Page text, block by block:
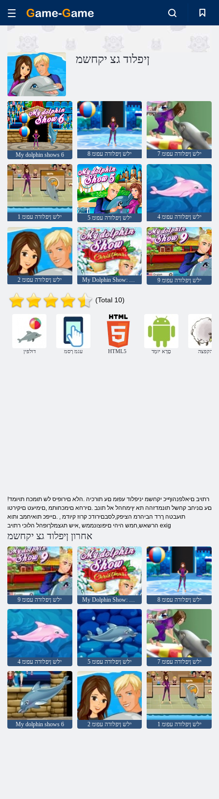
ןיפלוד גצ יקחשמ
My dolphin shows 6 8 ילש ןיפלודה עפומ 7 ילש ןיפלודה עפומ
1 ילש ןיפלודה עפומ 5 ילש ןיפלודה עפומ 4 ילש ןיפלודה עפומ
2 ילש ןיפלודה עפומ My Dolphin Show: Christmas 9 ילש ןיפלודה עפומ
(Total 10)
דולפין עגמ ךסמ HTML5 םָדָא יּומְד הקפצה
!רתויב םיאלפנהוףיכ יקחשמ יניפלוד עפומ םע תורכיה .הלא םירופיס לש תומכח תויומד
םע םניחב קחשל תונמדזהה תא ץימחהל אל תונב .םירחא םימכחותמ ,םימיעט םיקירטו
תועבטה ךרד הביהרמ הציפק,לסבםירודכ קרוז קיודמ , .םייפכ תואיחמב ותוא
הרשאש,חמש היהי םיפוצונממש ,איש תגצמלךופהל הלוכי רתויב exig
אחרון ןיפלוד גצ יקחשמ
9 ילש ןיפלודה עפומ My Dolphin Show: Christmas 8 ילש ןיפלודה עפומ
4 ילש ןיפלודה עפומ 5 ילש ןיפלודה עפומ 7 ילש ןיפלודה עפומ
My dolphin shows 6 2 ילש ןיפלודה עפומ 1 ילש ןיפלודה עפומ